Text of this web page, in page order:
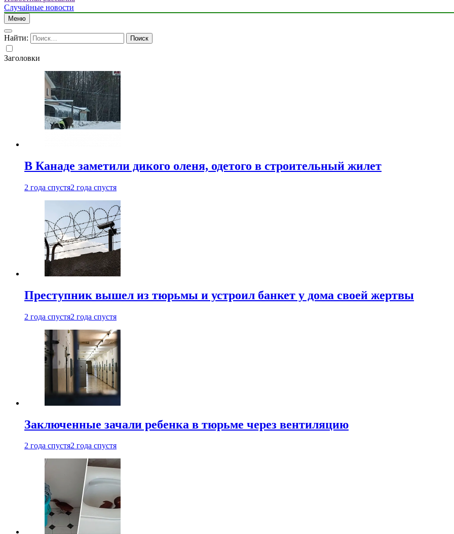
Случайные новости
Меню
Найти:
Заголовки
В Канаде заметили дикого оленя, одетого в строительный жилет
2 года спустя2 года спустя
Преступник вышел из тюрьмы и устроил банкет у дома своей жертвы
2 года спустя2 года спустя
Заключенные зачали ребенка в тюрьме через вентиляцию
2 года спустя2 года спустя